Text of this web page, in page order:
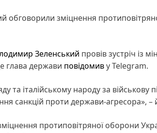
обговорили зміцнення
Зеленський провів зустріч із
глава держави повідомиву Telegram.
та італійському народу за
санкцій проти держави-агресора», –
протиповітряної оборони